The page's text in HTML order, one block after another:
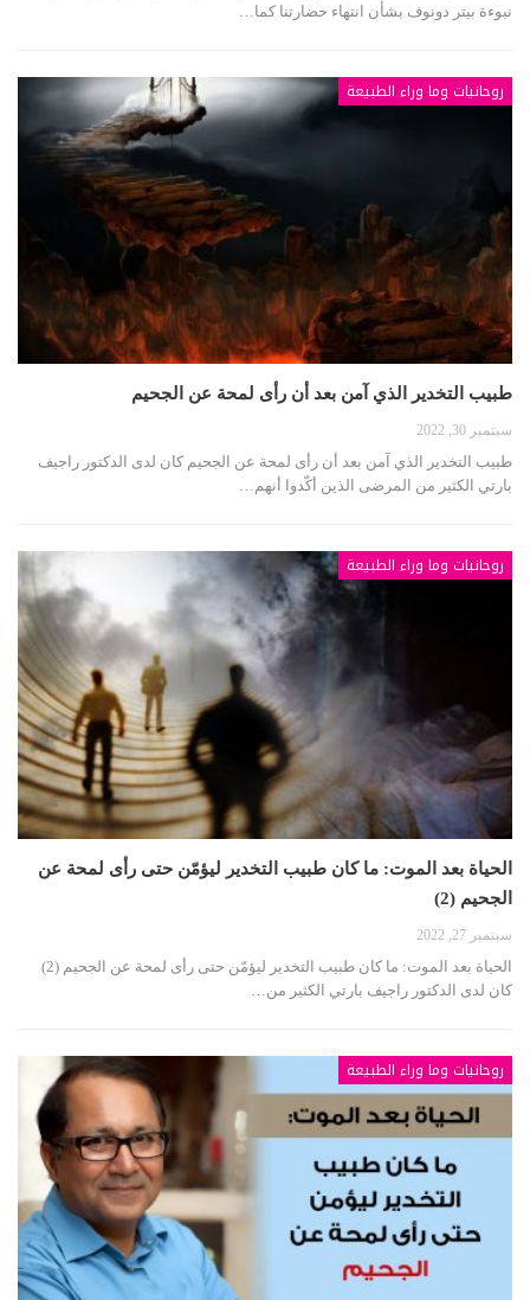
نبوءة بيتر دونوف بشأن انتهاء حضارتنا كما…
روحانيات وما وراء الطبيعة
طبيب التخدير الذي آمن بعد أن رأى لمحة عن الجحيم
سبتمبر 30, 2022
طبيب التخدير الذي آمن بعد أن رأى لمحة عن الجحيم كان لدى الدكتور راجيف
بارتي الكثير من المرضى الذين أكّدوا أنهم…
روحانيات وما وراء الطبيعة
الحياة بعد الموت: ما كان طبيب التخدير ليؤمّن حتى رأى لمحة عن
الجحيم (2)
سبتمبر 27, 2022
الحياة بعد الموت: ما كان طبيب التخدير ليؤمّن حتى رأى لمحة عن الجحيم (2)
كان لدى الدكتور راجيف بارتي الكثير من…
روحانيات وما وراء الطبيعة